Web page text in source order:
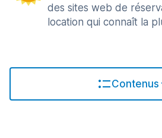
des sites web de
location qui connaît la
Contenus